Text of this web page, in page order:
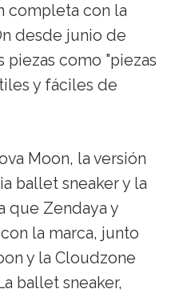
completa con la
desde junio de
piezas como "piezas
y fáciles de
Moon, la versión
ballet sneaker y la
que Zendaya y
la marca, junto
y la Cloudzone
ballet sneaker,